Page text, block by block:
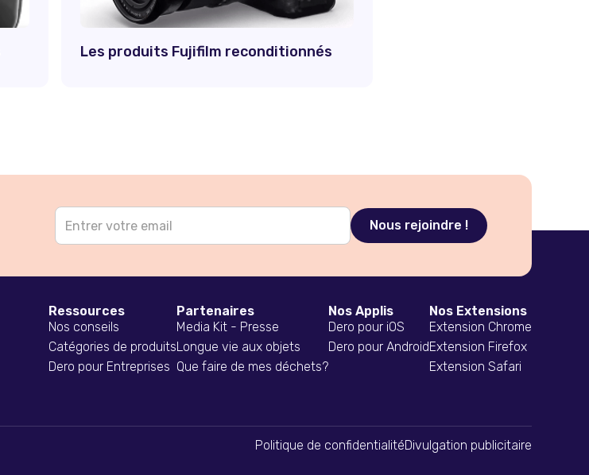
Les produits Fujifilm reconditionnés
Ressources
Nos conseils
Catégories de produits
Dero pour Entreprises
Partenaires
Media Kit - Presse
Longue vie aux objets
Que faire de mes déchets?
Nos Applis
Dero pour iOS
Dero pour Android
Nos Extensions
Extension Chrome
Extension Firefox
Extension Safari
Politique de confidentialitéDivulgation publicitaire